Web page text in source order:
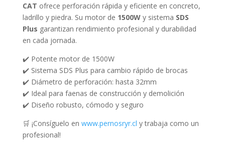
CAT ofrece perforación rápida y eficiente en concreto,
ladrillo y piedra. Su motor de 1500Wy sistema SDS
Plus garantizan rendimiento profesional y durabilidad
en cada jornada.
✔️ Potente motor de 1500W
✔️ Sistema SDS Plus para cambio rápido de brocas
✔️ Diámetro de perforación: hasta 32mm
✔️ Ideal para faenas de construcción y demolición
✔️ Diseño robusto, cómodo y seguro
🛒 ¡Consíguelo en www.pernosryr.cl y trabaja como un
profesional!